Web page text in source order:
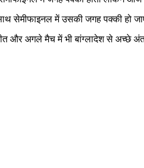
सेमीफाइनल में उसकी जगह पक्की हो
अगले मैच में भी बांग्लादेश से अच्छे अंतर